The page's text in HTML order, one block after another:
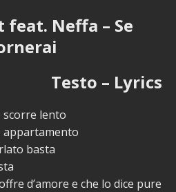
feat. Neffa – Se
Testo – Lyrics
scorre lento
appartamento
basta
d’amore e che lo dice pure